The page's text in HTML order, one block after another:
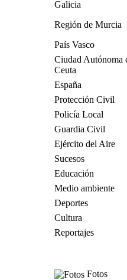
Galicia
Región de Murcia
País Vasco
Ciudad Autónoma
Ceuta
España
Protección Civil
Policía Local
Guardia Civil
Ejército del Aire
Sucesos
Educación
Medio ambiente
Deportes
Cultura
Reportajes
Fotos